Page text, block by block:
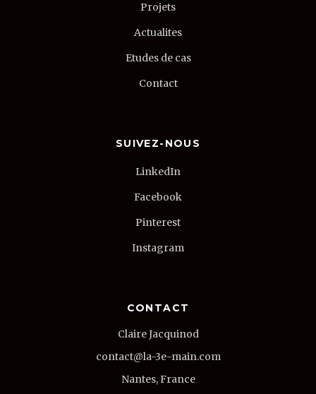
Projets
Actualites
Etudes de cas
Contact
SUIVEZ-NOUS
LinkedIn
Facebook
Pinterest
Instagram
CONTACT
Claire Jacquinod
contact@la-3e-main.com
Nantes, France